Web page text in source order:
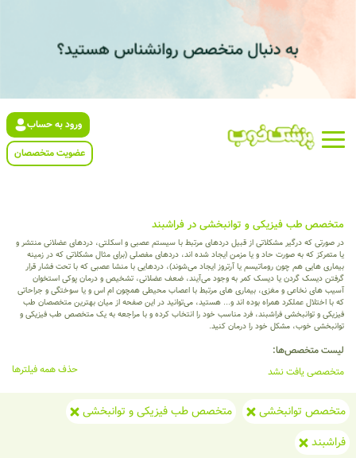
ورود به حساب
عضویت متخصصان
متخصص طب فیزیکی و توانبخشی در فراشبند
در صورتی که درگیر مشکلاتی از قبیل دردهای مرتبط با سیستم عصبی و اسکلتی، دردهای عضلانی منتشر و
یا متمرکز که به صورت حاد و یا مزمن ایجاد شده اند، دردهای مفصلی (برای مثال مشکلاتی که در زمینه
بیماری هایی هم چون روماتیسم یا آرتروز ایجاد می‌شوند)، دردهایی با منشا عصبی که با تحت فشار قرار
گرفتن دیسک گردن یا دیسک کمر به وجود می‌آیند، ضعف عضلانی، تشخیص و درمان پوکی استخوان
آسیب های نخاعی و مغزی، بیماری های مرتبط با اعصاب محیطی همچون ام اس و یا سوختگی و جراحاتی
که با اختلال عملکرد همراه بوده اند و... هستید، می‌توانید در این صفحه از میان بهترین متخصصان طب
فیزیکی و توانبخشی فراشبند، فرد مناسب خود را انتخاب کرده و با مراجعه به یک متخصص طب فیزیکی و
توانبخشی خوب، مشکل خود را درمان کنید.
لیست متخصص‌ها:
متخصصی یافت نشد
حذف همه فیلترها
متخصص توانبخشی
متخصص طب فیزیکی و توانبخشی
فراشبند